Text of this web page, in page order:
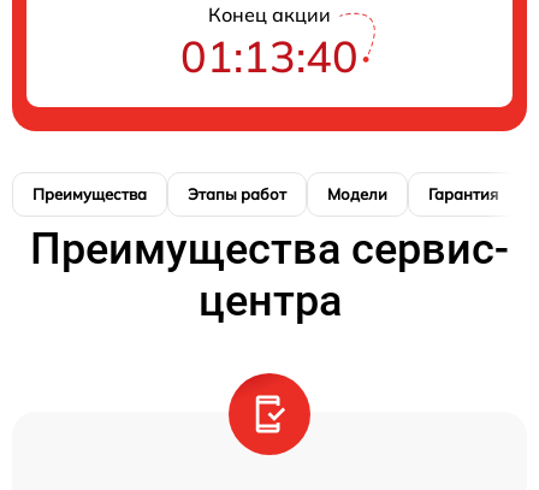
Конец акции
01:13:39
Преимущества Этапы работ Модели Гарантия
Преимущества сервис-
центра